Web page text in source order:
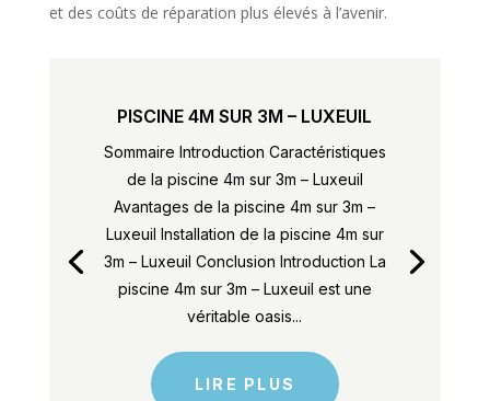
et des coûts de réparation plus élevés à l’avenir.
PISCINE 4M SUR 3M – LUXEUIL
Sommaire Introduction Caractéristiques
de la piscine 4m sur 3m – Luxeuil
Avantages de la piscine 4m sur 3m –
Luxeuil Installation de la piscine 4m sur
3m – Luxeuil Conclusion Introduction La
piscine 4m sur 3m – Luxeuil est une
véritable oasis...
LIRE PLUS